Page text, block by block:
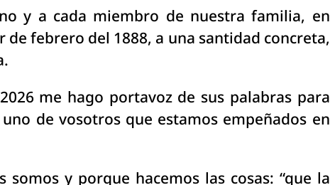
y a cada miembro de nuestra familia, en
febrero del 1888, a una santidad concreta,
me hago portavoz de sus palabras para
de vosotros que estamos empeñados en
somos y porque hacemos las cosas: “que la